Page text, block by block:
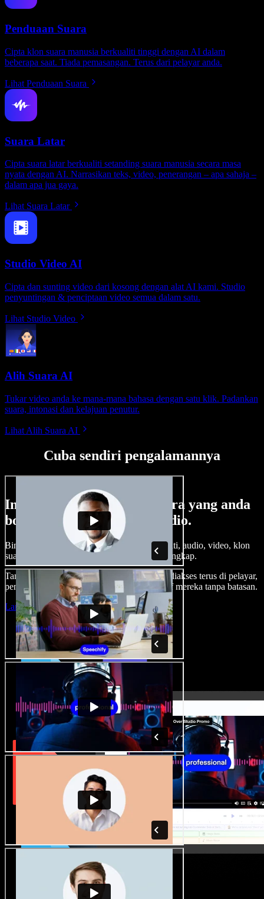
Penduaan Suara
Cipta klon suara manusia berkualiti tinggi dengan AI dalam
beberapa saat. Tiada pemasangan. Terus dari pelayar anda.
Lihat Penduaan Suara
Suara Latar
Cipta suara latar berkualiti setanding suara manusia secara masa
nyata dengan AI. Narrasikan teks, video, penerangan – apa sahaja –
dalam apa jua gaya.
Lihat Suara Latar
Studio Video AI
Cipta dan sunting video dari kosong dengan alat AI kami. Studio
penyuntingan & penciptaan video semua dalam satu.
Lihat Studio Video
Alih Suara AI
Tukar video anda ke mana-mana bahasa dengan satu klik. Padankan
suara, intonasi dan kelajuan penutur.
Lihat Alih Suara AI
Cuba sendiri pengalamannya
Ini hanya sebahagian perkara yang anda
boleh buat di Speechify Studio.
Bina suara latar, tambah imej stok tanpa royalti, audio, video, klon
suara anda, untuk projek audio video yang lengkap.
Tanpa keluk pembelajaran dan semua boleh diakses terus di pelayar,
pencipta boleh realisasikan segala idea kreatif mereka tanpa batasan.
Lancarkan Studio